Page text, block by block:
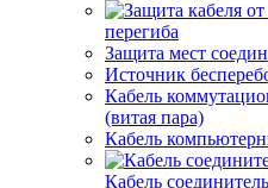
перегиба
Защита мест
Источник
Кабель
(витая пара)
Кабель
Кабель